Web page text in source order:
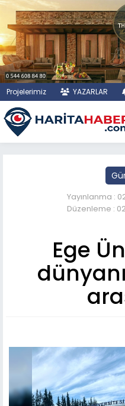
Projelerimiz YAZARLAR
Yayınlanma :
Düzenleme :
Ege